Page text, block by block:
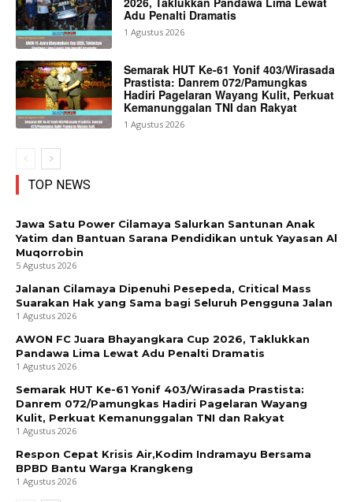
Adu Penalti Dramatis
1 Agustus 2026
Semarak HUT Ke-61 Yonif 403/Wirasada
Prastista: Danrem 072/Pamungkas
Hadiri Pagelaran Wayang Kulit, Perkuat
Kemanunggalan TNI dan Rakyat
1 Agustus 2026
TOP NEWS
Jawa Satu Power Cilamaya Salurkan Santunan Anak
Yatim dan Bantuan Sarana Pendidikan untuk Yayasan Al
Muqorrobin
5 Agustus 2026
Jalanan Cilamaya Dipenuhi Pesepeda, Critical Mass
Suarakan Hak yang Sama bagi Seluruh Pengguna Jalan
1 Agustus 2026
AWON FC Juara Bhayangkara Cup 2026, Taklukkan
Pandawa Lima Lewat Adu Penalti Dramatis
1 Agustus 2026
Semarak HUT Ke-61 Yonif 403/Wirasada Prastista:
Danrem 072/Pamungkas Hadiri Pagelaran Wayang
Kulit, Perkuat Kemanunggalan TNI dan Rakyat
1 Agustus 2026
Respon Cepat Krisis Air,Kodim Indramayu Bersama
BPBD Bantu Warga Krangkeng
1 Agustus 2026